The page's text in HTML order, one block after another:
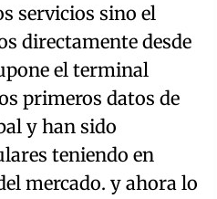
servicios sino el
directamente desde
el terminal
primeros datos de
y han sido
teniendo en
mercado. y ahora lo